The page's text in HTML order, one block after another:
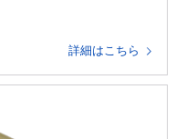
詳細はこちら